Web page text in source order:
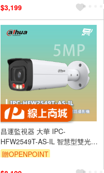
$3,199
昌運監視器 大華 IPC-
HFW2549T-AS-IL 智慧型雙光定
焦子彈型 WizSense 網路攝影機
贈OPENPOINT